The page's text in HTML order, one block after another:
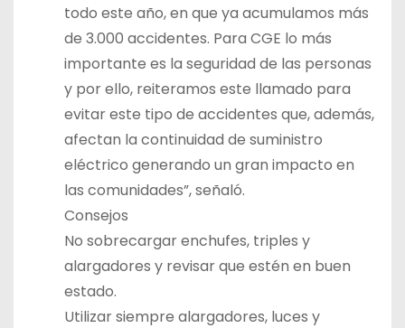
todo este año, en que ya acumulamos más
de 3.000 accidentes. Para CGE lo más
importante es la seguridad de las personas
y por ello, reiteramos este llamado para
evitar este tipo de accidentes que, además,
afectan la continuidad de suministro
eléctrico generando un gran impacto en
las comunidades”, señaló.
Consejos
No sobrecargar enchufes, triples y
alargadores y revisar que estén en buen
estado.
Utilizar siempre alargadores, luces y